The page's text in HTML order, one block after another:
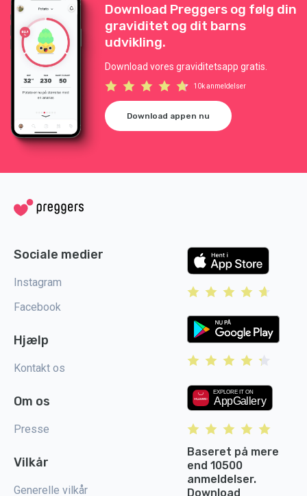
Download Preggers og følg din
graviditet og dit barns
udvikling.
Download vores graviditetsapp gratis.
10k anmeldelser
Download appen nu
Sociale medier
Instagram
Facebook
Hjælp
Kontakt os
Om os
Presse
Vilkår
Generelle vilkår
Baseret på mere
end 10500
anmeldelser.
Download